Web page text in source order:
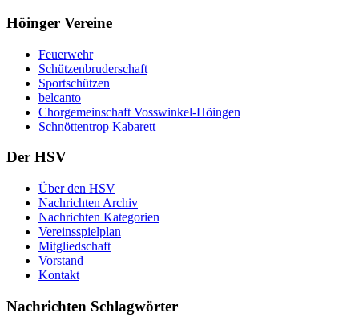
Höinger Vereine
Feuerwehr
Schützenbruderschaft
Sportschützen
belcanto
Chorgemeinschaft Vosswinkel-Höingen
Schnöttentrop Kabarett
Der HSV
Über den HSV
Nachrichten Archiv
Nachrichten Kategorien
Vereinsspielplan
Mitgliedschaft
Vorstand
Kontakt
Nachrichten Schlagwörter